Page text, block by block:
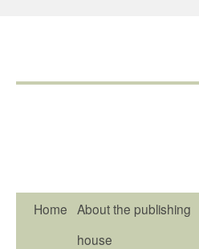
Home About the publishing
house